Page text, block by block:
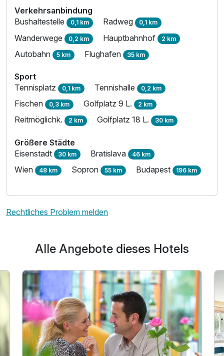
Verkehrsanbindung
Bushaltestelle 0,1 km Radweg 0,1 km
Wanderwege 0,2 km Hauptbahnhof 2 km
Autobahn 5 km Flughafen 35 km
Sport
Tennisplatz 0,1 km Tennishalle 0,2 km
Fischen 0,3 km Golfplatz 9 L. 2 km
Reitmöglichk. 2 km Golfplatz 18 L. 30 km
Größere Städte
Eisenstadt 30 km Bratislava 46 km
Wien 48 km Sopron 55 km Budapest 196 km
Rechtliches Problem melden
Alle Angebote dieses Hotels